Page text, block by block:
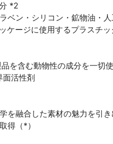
*2
ベン・シリコン・鉱物油・
ケージに使用するプラスチ
を含む動物性の成分を一切
活性剤
を融合した素材の魅力を引
得（*）